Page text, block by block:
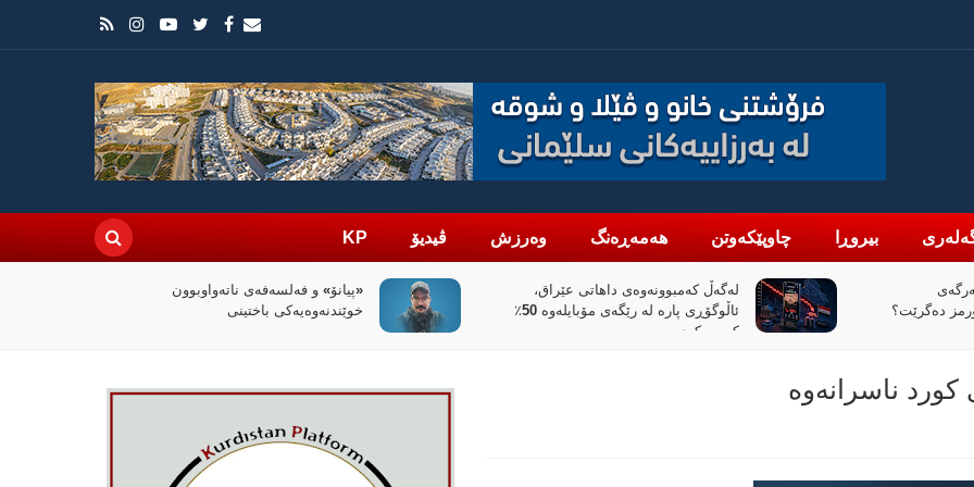
بیروڕا چاوپێکەوتن هەمەڕەنگ وەرزش ڤیدیۆ KP
عێراق،
ئاڵوگۆڕی پارە لە رێگەی مۆبایلەوە 50٪
«پیانۆ» و فەلسەفەی ناتەواوبوون
خوێندنەوەیەکی باختینی
سیاسەتی خۆتەعریبکردن لە باشووری
کوردستان
ناسرانەوە